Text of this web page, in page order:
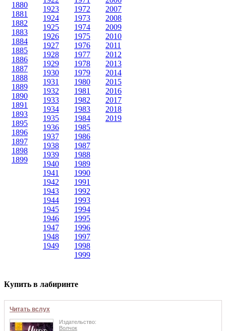
1880
1881
1882
1883
1884
1885
1886
1887
1888
1889
1890
1891
1893
1895
1896
1897
1898
1899
1923
1924
1925
1926
1927
1928
1929
1930
1931
1932
1933
1934
1935
1936
1937
1938
1939
1940
1941
1942
1943
1944
1945
1946
1947
1948
1949
1972
1973
1974
1975
1976
1977
1978
1979
1980
1981
1982
1983
1984
1985
1986
1987
1988
1989
1990
1991
1992
1993
1994
1995
1996
1997
1998
1999
2007
2008
2009
2010
2011
2012
2013
2014
2015
2016
2017
2018
2019
Купить в лабиринте
Читать вслух
Издательство:
Волчок